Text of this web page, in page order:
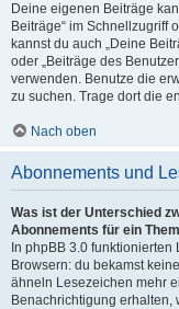
Deine eigenen Beiträge
Beiträge“ im Schnellzugriff
kannst du auch „Deine
oder „Beiträge des
verwenden. Benutze die
zu suchen. Trage dort die
Nach oben
Abonnements und
Was ist der Unterschied
Abonnements für ein
In phpBB 3.0
Browsern: du bekamst
ähneln Lesezeichen mehr
Benachrichtigung erhalten,